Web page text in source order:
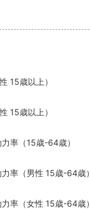
15歳以上）
15歳以上）
率（15歳-64歳）
率（男性 15歳-64歳）
率（女性 15歳-64歳）